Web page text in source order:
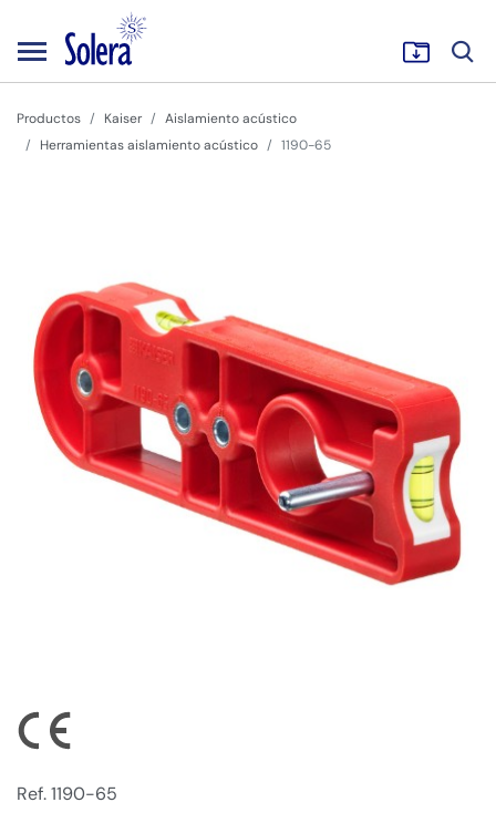
Productos Kaiser
Aislamiento acústico
Herramientas aislamiento acústico
1190-65
Ref. 1190-65